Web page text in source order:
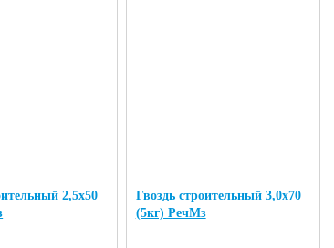
2,5х50
Гвоздь строительный 3,0х70
(5кг) РечМз